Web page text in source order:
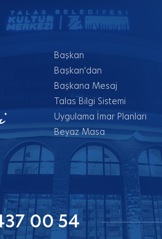
Başkan
Başkan'dan
Başkana Mesaj
Talas Bilgi Sistemi
Uygulama İmar Planları
Beyaz Masa
00 54